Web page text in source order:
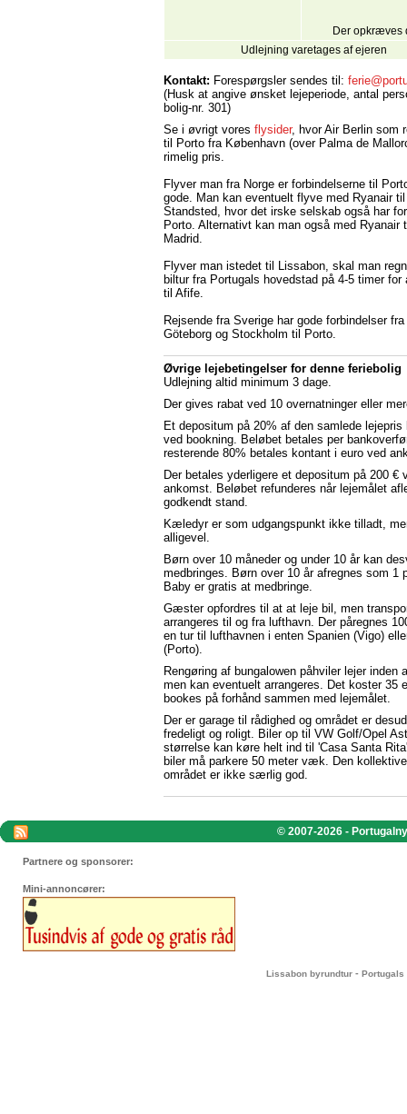
Der opkræves
Udlejning varetages af ejeren
Kontakt: Forespørgsler sendes til:
(Husk at angive ønsket lejeperiode, antal
bolig-nr. 301)
Se i øvrigt vores flysider, hvor Air Berlin som
til Porto fra København (over Palma de
rimelig pris.
Flyver man fra Norge er forbindelserne til
gode. Man kan eventuelt flyve med Ryanair til
Standsted, hvor det irske selskab også har
Porto. Alternativt kan man også med Ryanair
Madrid.
Flyver man istedet til Lissabon, skal man
biltur fra Portugals hovedstad på 4-5 timer for
til Afife.
Rejsende fra Sverige har gode forbindelser fra
Göteborg og Stockholm til Porto.
Øvrige lejebetingelser for denne feriebolig
Udlejning altid minimum 3 dage.
Der gives rabat ved 10 overnatninger eller
Et depositum på 20% af den samlede lejepris
ved bookning. Beløbet betales per
resterende 80% betales kontant i euro ved
Der betales yderligere et depositum på 200 €
ankomst. Beløbet refunderes når lejemålet
godkendt stand.
Kæledyr er som udgangspunkt ikke tilladt,
alligevel.
Børn over 10 måneder og under 10 år kan
medbringes. Børn over 10 år afregnes som 1
Baby er gratis at medbringe.
Gæster opfordres til at at leje bil, men
arrangeres til og fra lufthavn. Der påregnes
en tur til lufthavnen i enten Spanien (Vigo)
(Porto).
Rengøring af bungalowen påhviler lejer inden
men kan eventuelt arrangeres. Det koster 35
bookes på forhånd sammen med lejemålet.
Der er garage til rådighed og området er
fredeligt og roligt. Biler op til VW Golf/Opel
størrelse kan køre helt ind til 'Casa Santa
biler må parkere 50 meter væk. Den
området er ikke særlig god.
© 2007-2026 -
Partnere og sponsorer:
Mini-annoncører:
Lissabon byrundtur -